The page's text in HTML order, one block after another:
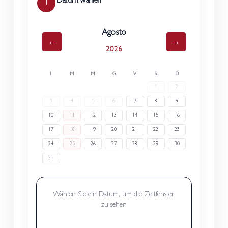
1
←
Agosto
2026
→
L M M G V S D
1 2
3 4 5 6 7 8 9
10 12 13 14 15 16
17 18 19 20 21 22 23
24 25 26 27 28 29 30
31
Wählen Sie ein Datum, um die Zeitfenster
zu sehen